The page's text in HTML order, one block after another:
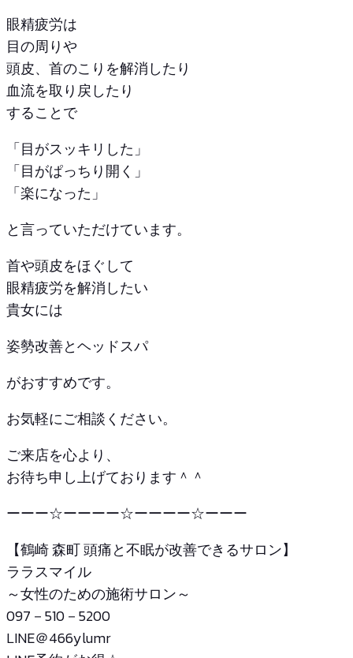
眼精疲労は
目の周りや
頭皮、首のこりを解消したり
血流を取り戻したり
することで
「目がスッキリした」
「目がぱっちり開く」
「楽になった」
と言っていただけています。
首や頭皮をほぐして
眼精疲労を解消したい
貴女には
姿勢改善とヘッドスパ
がおすすめです。
お気軽にご相談ください。
ご来店を心より、
お待ち申し上げております＾＾
ーーー☆ーーーー☆ーーーー☆ーーー
【鶴崎 森町 頭痛と不眠が改善できるサロン】
ララスマイル
～女性のための施術サロン～
097－510－5200
LINE＠466ylumr